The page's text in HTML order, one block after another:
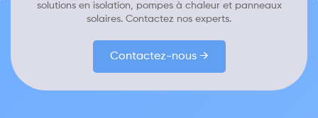
solutions en isolation, pompes à chaleur et panneaux
solaires. Contactez nos experts.
Contactez-nous →